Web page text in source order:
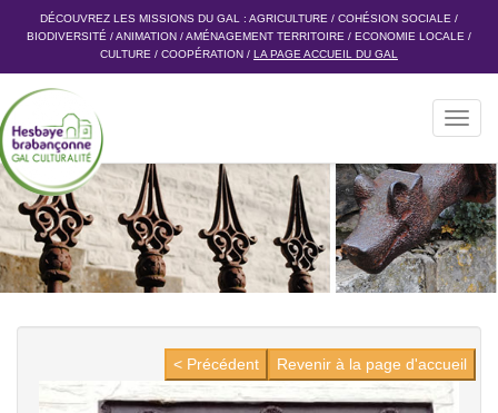
DÉCOUVREZ LES MISSIONS DU GAL : AGRICULTURE / COHÉSION SOCIALE /
BIODIVERSITÉ /ANIMATION /AMÉNAGEMENT TERRITOIRE / ECONOMIE LOCALE /
CULTURE / COOPÉRATION / LA PAGE ACCUEIL DU GAL
Revenir à la page d'accueil
< Précédent